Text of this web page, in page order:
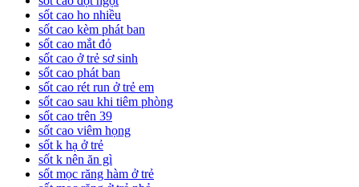
sốt cao ho nhiều
sốt cao kèm phát ban
sốt cao mắt đỏ
sốt cao ở trẻ sơ sinh
sốt cao phát ban
sốt cao rét run ở trẻ em
sốt cao sau khi tiêm phòng
sốt cao trên 39
sốt cao viêm họng
sốt k hạ ở trẻ
sốt k nên ăn gì
sốt mọc răng hàm ở trẻ